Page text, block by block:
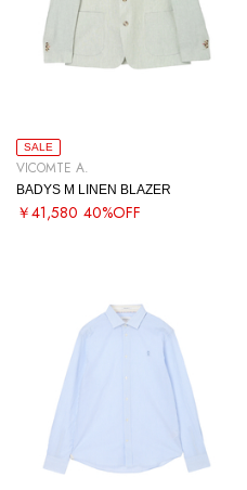
SALE
VICOMTE A.
BADYS M LINEN BLAZER
￥41,580 40%OFF